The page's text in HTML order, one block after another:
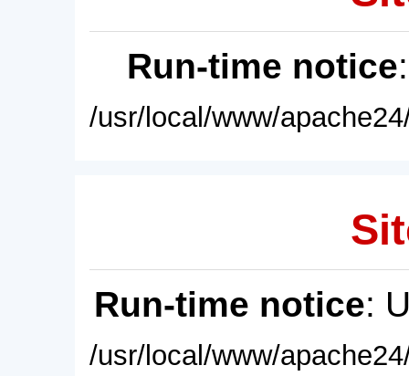
Run-time notice
/usr/local/www/
Run-time notice:
/usr/local/www/